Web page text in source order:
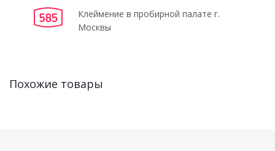
Клеймение в пробирной палате г.
Москвы
Похожие товары